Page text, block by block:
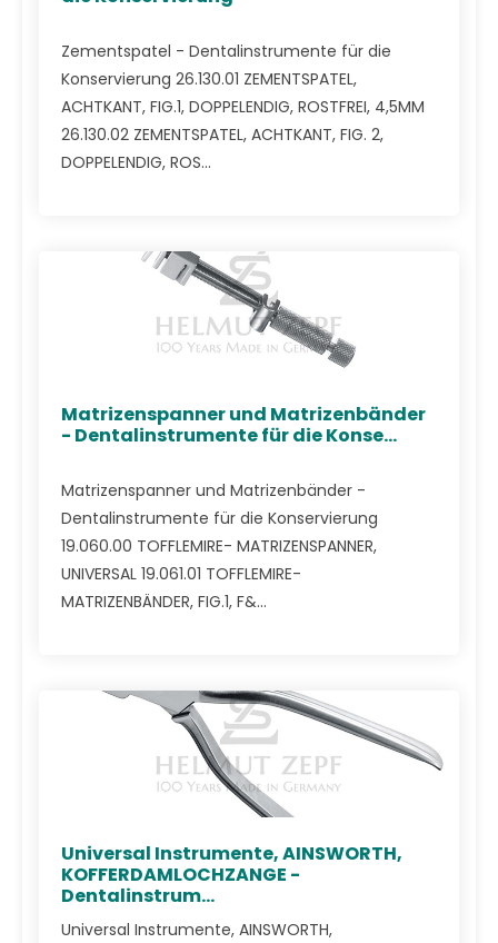
Zementspatel - Dentalinstrumente für die
Konservierung 26.130.01 ZEMENTSPATEL,
ACHTKANT, FIG.1, DOPPELENDIG, ROSTFREI, 4,5MM
26.130.02 ZEMENTSPATEL, ACHTKANT, FIG. 2,
DOPPELENDIG, ROS...
Matrizenspanner und Matrizenbänder
- Dentalinstrumente für die Konse...
Matrizenspanner und Matrizenbänder -
Dentalinstrumente für die Konservierung
19.060.00 TOFFLEMIRE- MATRIZENSPANNER,
UNIVERSAL 19.061.01 TOFFLEMIRE-
MATRIZENBÄNDER, FIG.1, F&...
Universal Instrumente, AINSWORTH,
KOFFERDAMLOCHZANGE -
Dentalinstrum...
Universal Instrumente, AINSWORTH,